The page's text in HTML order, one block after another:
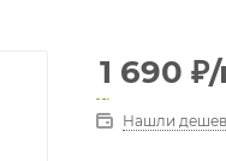
1 690 ₽
Нашли